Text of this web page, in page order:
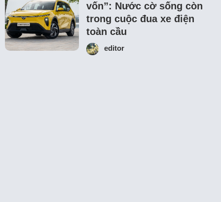
vốn”: Nước cờ sống còn
trong cuộc đua xe điện
toàn cầu
editor